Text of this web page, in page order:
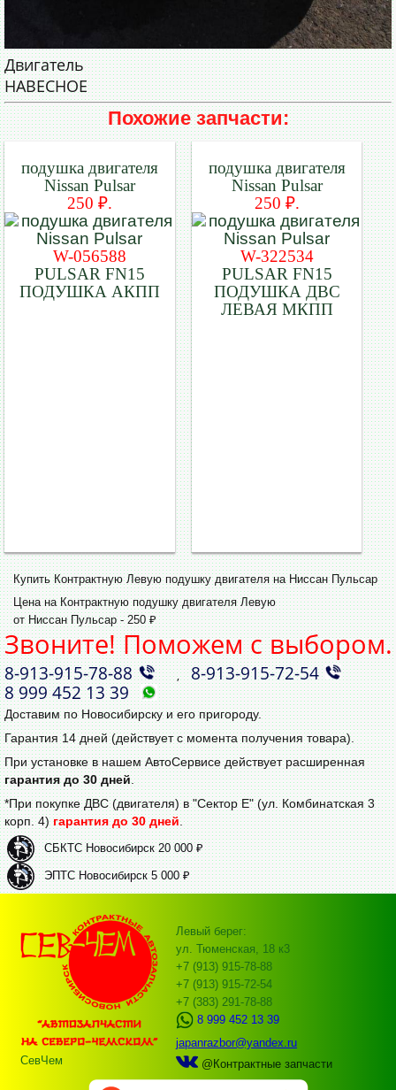
Двигатель
НАВЕСНОЕ
Похожие запчасти:
подушка двигателя
Nissan Pulsar
250 ₽.
W-056588
PULSAR FN15
ПОДУШКА АКПП
подушка двигателя
Nissan Pulsar
250 ₽.
W-322534
PULSAR FN15
ПОДУШКА ДВС
ЛЕВАЯ МКПП
Купить Контрактную Левую подушку двигателя на Ниссан Пульсар
Цена на Контрактную подушку двигателя Левую
от Ниссан Пульсар - 250 ₽
Звоните! Поможем с выбором.
8‑913‑915‑78‑88 ,8‑913‑915‑72‑54
8 999 452 13 39
Доставим по Новосибирску и его пригороду.
Гарантия 14 дней (действует с момента получения товара).
При установке в нашем АвтоСервисе действует расширенная
гарантия до 30 дней.
*При покупке ДВС (двигателя) в "Сектор Е" (ул. Комбинатская 3
корп. 4)гарантия до 30 дней.
СБКТС Новосибирск 20 000 ₽
ЭПТС Новосибирск 5 000 ₽
СевЧем
Левый берег:
ул. Тюменская, 18 к3
+7 (913) 915-78-88
+7 (913) 915-72-54
+7 (383) 291-78-88
8 999 452 13 39
japanrazbor@yandex.ru
@Контрактные запчасти